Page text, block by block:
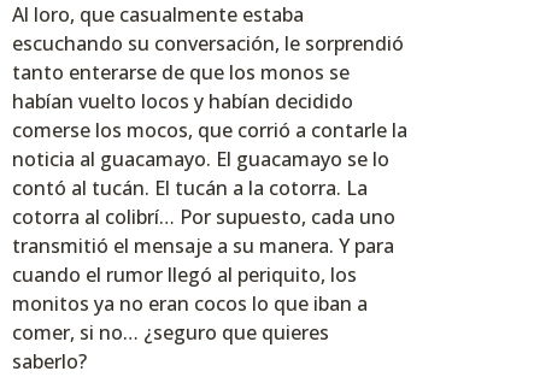
Al loro, que casualmente estaba
escuchando su conversación, le sorprendió
tanto enterarse de que los monos se
habían vuelto locos y habían decidido
comerse los mocos, que corrió a contarle la
noticia al guacamayo. El guacamayo se lo
contó al tucán. El tucán a la cotorra. La
cotorra al colibrí… Por supuesto, cada uno
transmitió el mensaje a su manera. Y para
cuando el rumor llegó al periquito, los
monitos ya no eran cocos lo que iban a
comer, si no… ¿seguro que quieres
saberlo?